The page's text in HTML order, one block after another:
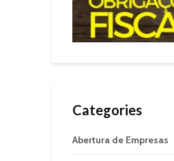
Categories
Abertura de Empresas